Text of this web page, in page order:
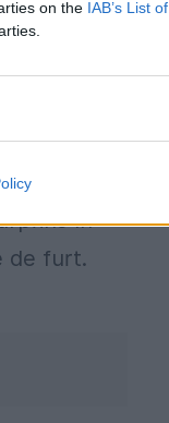
on the IAB’s List of
pe
de
în
de furt.